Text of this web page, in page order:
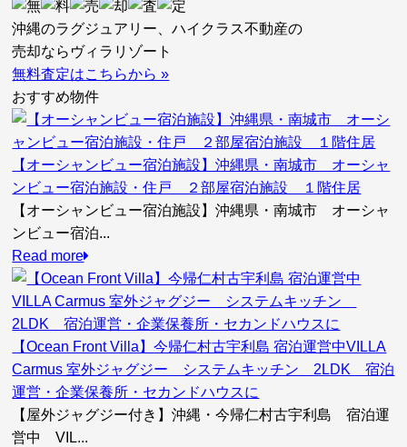
沖縄のラグジュアリー、ハイクラス不動産の
売却ならヴィラリゾート
無料査定はこちらから »
おすすめ物件
【オーシャンビュー宿泊施設】沖縄県・南城市 オーシャ
ンビュー宿泊施設・住戸 ２部屋宿泊施設 １階住居
【オーシャンビュー宿泊施設】沖縄県・南城市 オーシャ
ンビュー宿泊...
Read more
【Ocean Front Villa】今帰仁村古宇利島 宿泊運営中VILLA
Carmus 室外ジャグジー システムキッチン 2LDK 宿泊
運営・企業保養所・セカンドハウスに
【屋外ジャグジー付き】沖縄・今帰仁村古宇利島 宿泊運
営中 VIL...